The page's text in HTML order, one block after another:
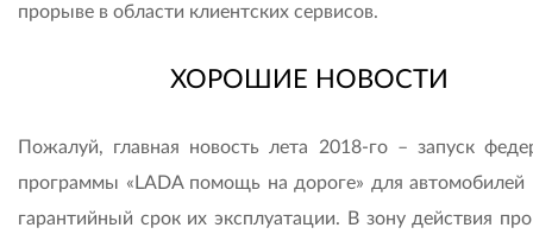
прорыве в области клиентских сервисов.
ХОРОШИЕ НОВОСТИ
Пожалуй, главная новость лета 2018-го – запуск
программы «LADA помощь на дороге» для автомобилей
гарантийный срок их эксплуатации. В зону действия